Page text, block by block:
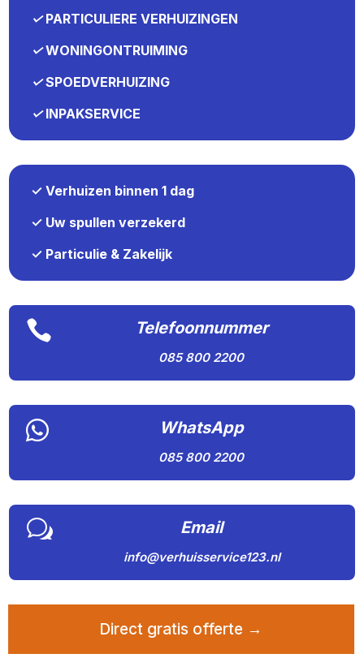
✓PARTICULIERE VERHUIZINGEN
✓WONINGONTRUIMING
✓SPOEDVERHUIZING
✓INPAKSERVICE
✓ Verhuizen binnen 1 dag
✓ Uw spullen verzekerd
✓ Particulie & Zakelijk
 Telefoonnummer
085 800 2200
 WhatsApp
085 800 2200
w Email
info@verhuisservice123.nl
Direct gratis offerte →